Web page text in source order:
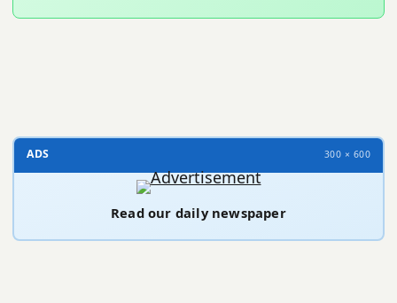
ADS 300 × 600
Read our daily newspaper